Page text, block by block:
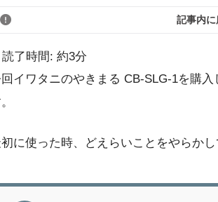
記事内
読了時間: 約3分
イワタニのやきまる CB-SLG-1を購
に使った時、どえらいことをやらか